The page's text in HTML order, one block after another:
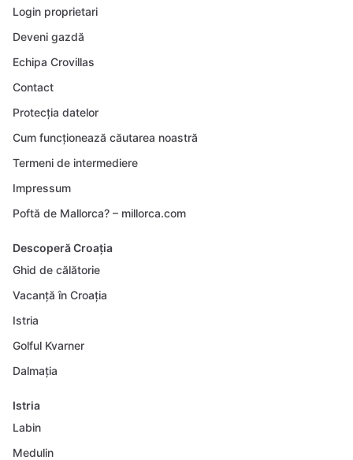
Login proprietari
Deveni gazdă
Echipa Crovillas
Contact
Protecția datelor
Cum funcționează căutarea noastră
Termeni de intermediere
Impressum
Poftă de Mallorca? – millorca.com
Descoperă Croația
Ghid de călătorie
Vacanță în Croația
Istria
Golful Kvarner
Dalmația
Istria
Labin
Medulin